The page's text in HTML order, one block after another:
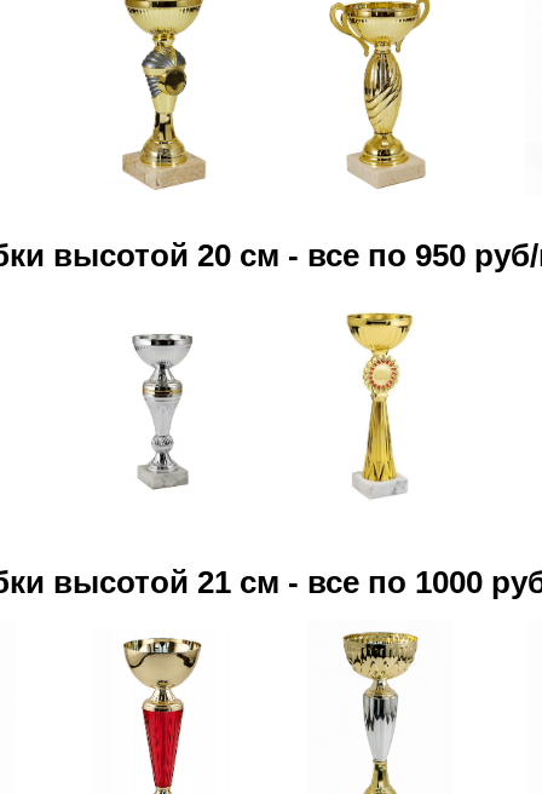
высотой 20 см - все по 950
высотой 21 см - все по 1000